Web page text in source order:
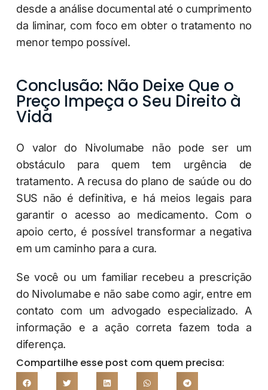
desde a análise documental até o cumprimento
da liminar, com foco em obter o tratamento no
menor tempo possível.
Conclusão: Não Deixe Que o
Preço Impeça o Seu Direito à
Vida
O valor do Nivolumabe não pode ser um
obstáculo para quem tem urgência de
tratamento. A recusa do plano de saúde ou do
SUS não é definitiva, e há meios legais para
garantir o acesso ao medicamento. Com o
apoio certo, é possível transformar a negativa
em um caminho para a cura.
Se você ou um familiar recebeu a prescrição
do Nivolumabe e não sabe como agir, entre em
contato com um advogado especializado. A
informação e a ação correta fazem toda a
diferença.
Compartilhe esse post com quem precisa: